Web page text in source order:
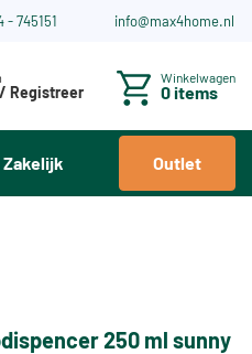
- 745151 info@max4home.nl
Registreer
Winkelwagen
0 items
Zakelijk Outlet
250 ml sunny